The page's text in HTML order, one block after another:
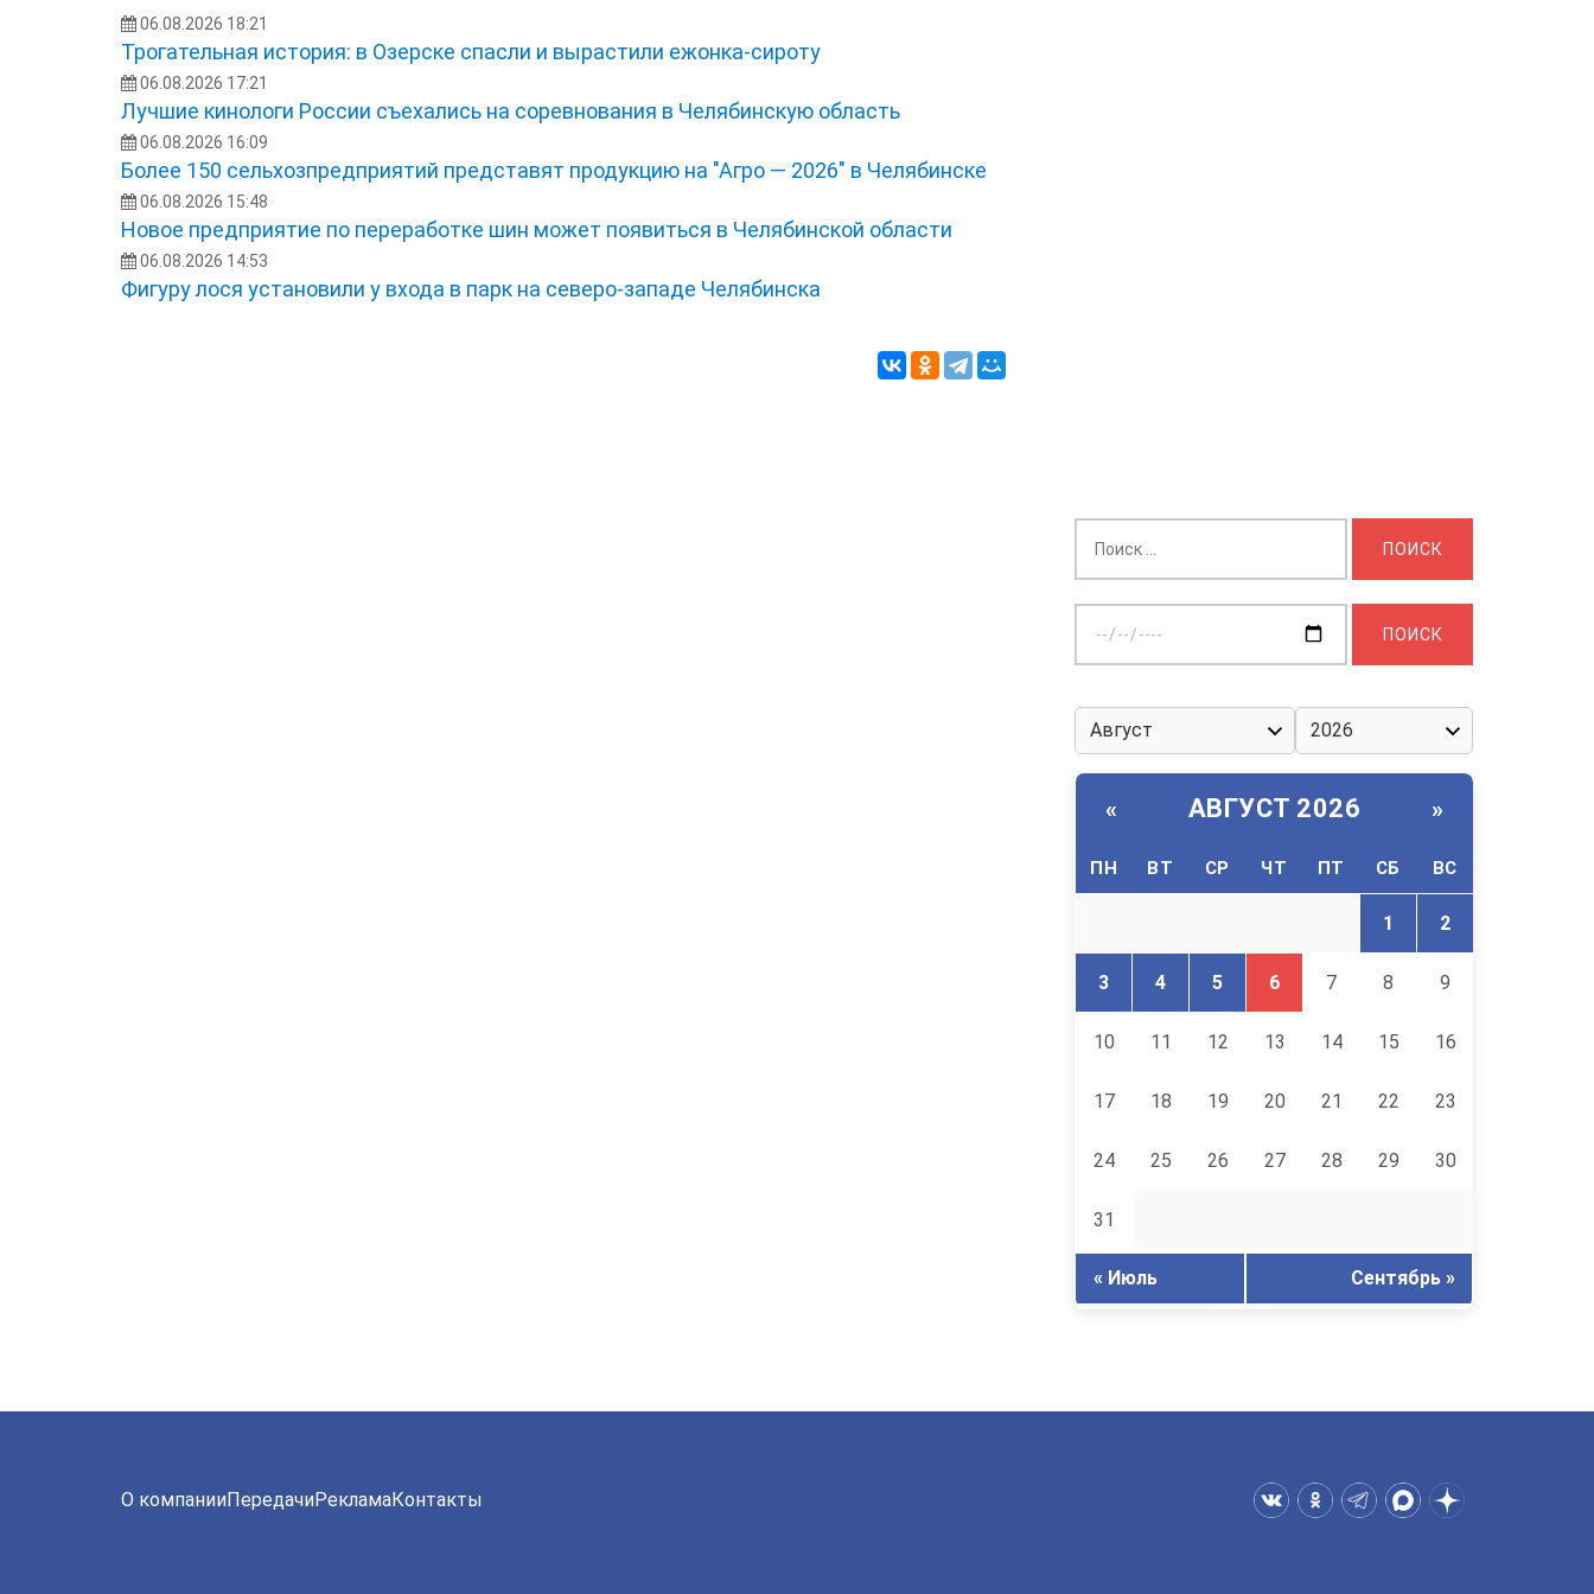
06.08.2026 18:21
Трогательная история: в Озерске спасли и вырастили ежонка‑сироту
06.08.2026 17:21
Лучшие кинологи России съехались на соревнования в Челябинскую область
06.08.2026 16:09
Более 150 сельхозпредприятий представят продукцию на "Агро — 2026" в Челябинске
06.08.2026 15:48
Новое предприятие по переработке шин может появиться в Челябинской области
06.08.2026 14:53
Фигуру лося установили у входа в парк на северо-западе Челябинска
дату:
« АВГУСТ 2026 »
ПН ВТ СР ЧТ ПТ СБ ВС
1 2
3 4 5 6 7 8 9
10 11 12 13 14 15 16
17 18 19 20 21 22 23
24 25 26 27 28 29 30
31
« Июль Сентябрь »
О компанииПередачиРекламаКонтакты